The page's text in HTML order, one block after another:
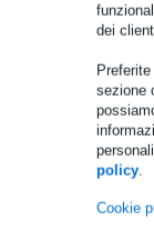
dei
sezione
policy.
Cookie